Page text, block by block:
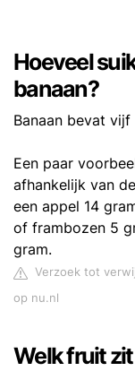
Hoeveel
banaan?
Banaan bevat
Een paar
afhankelijk van
een appel 14
of frambozen 5
gram.
Verzoek tot
op nu.nl
Welk fruit